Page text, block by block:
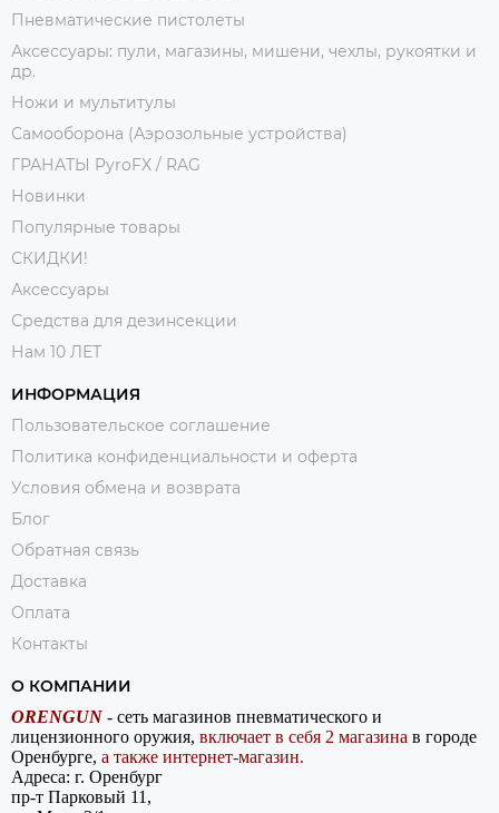
Пневматические пистолеты
Аксессуары: пули, магазины, мишени, чехлы, рукоятки и
др.
Ножи и мультитулы
Самооборона (Аэрозольные устройства)
ГРАНАТЫ PyroFX / RAG
Новинки
Популярные товары
СКИДКИ!
Аксессуары
Средства для дезинсекции
Нам 10 ЛЕТ
ИНФОРМАЦИЯ
Пользовательское соглашение
Политика конфиденциальности и оферта
Условия обмена и возврата
Блог
Обратная связь
Доставка
Оплата
Контакты
О КОМПАНИИ
ORENGUN - сеть магазинов пневматического и
лицензионного оружия, включает в себя 2 магазина в городе
Оренбурге, а также интернет-магазин.
Адреса: г. Оренбург
пр-т Парковый 11,